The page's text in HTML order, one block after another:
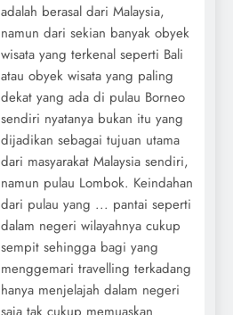
adalah berasal dari Malaysia,
namun dari sekian banyak obyek
wisata yang terkenal seperti Bali
atau obyek wisata yang paling
dekat yang ada di pulau Borneo
sendiri nyatanya bukan itu yang
dijadikan sebagai tujuan utama
dari masyarakat Malaysia sendiri,
namun pulau Lombok. Keindahan
dari pulau yang ... pantai seperti
dalam negeri wilayahnya cukup
sempit sehingga bagi yang
menggemari travelling terkadang
hanya menjelajah dalam negeri